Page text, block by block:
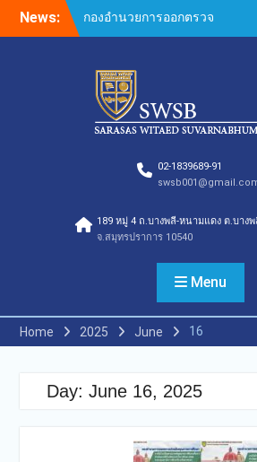
News:
กองอำนวยการออกตรวจ
ประเมินคุณภาพการศึกษา
คุณภาพการศึกษาเพื่อการ
ดำเนินการที่เป็นเลิศประจำปี
การศึกษา 2569 ของกลุ่ม
สถาบันการศึกษาในเครือ
กองอำนวยการออกตรวจ
ประเมินคุณภาพการศึกษา
คุณภาพการศึกษาเพื่อการ
ดำเนินการที่เป็นเลิศประจำปี
การศึกษา 2569
กองอำนวยการออกตรวจ
ประเมินคุณภาพการศึกษา
ภายในโรงเรียนตามเกณฑ์
คุณภาพการศึกษาเพื่อการ
ของกลุ่มสถาบันการศึกษาใน
ประเมินคุณภาพการศึกษา
02-1839689-91
189 หมู่ 4 ถ.บางพลี-หนามแดง ต.บาง
จ.สมุทรปราการ 10540
Menu
Home 2025 June 16
Day: June 16, 2025